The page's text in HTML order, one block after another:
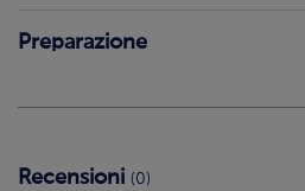
Preparazione
Recensioni (0)